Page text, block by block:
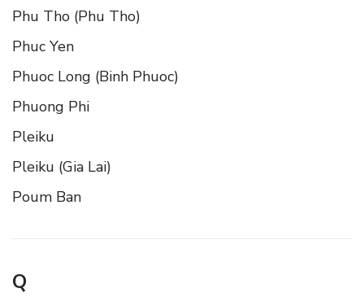
Phu Tho (Phu Tho)
Phuc Yen
Phuoc Long (Binh Phuoc)
Phuong Phi
Pleiku
Pleiku (Gia Lai)
Poum Ban
Q